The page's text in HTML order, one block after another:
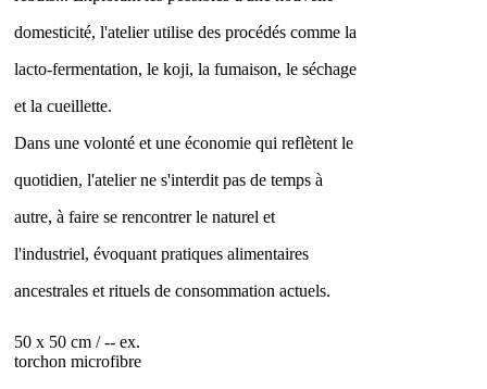
domesticité, l'atelier utilise des procédés comme la
lacto-fermentation, le koji, la fumaison, le séchage
et la cueillette.
Dans une volonté et une économie qui reflètent le
quotidien, l'atelier ne s'interdit pas de temps à
autre, à faire se rencontrer le naturel et
l'industriel, évoquant pratiques alimentaires
ancestrales et rituels de consommation actuels.
50 x 50 cm / -- ex.
torchon microfibre